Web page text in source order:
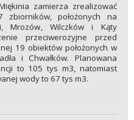
zamierza zrealizować
zbiorników, położonych na
Mrozów, Wilczków i Kąty
przeciwerozyjne przed
19 obiektów położonych w
i Chwałków. Planowana
to 105 tys m3, natomiast
wody to 67 tys m3.